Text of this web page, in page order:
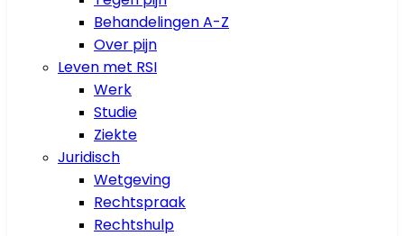
Behandelingen A-Z
Over pijn
Leven met RSI
Werk
Studie
Ziekte
Juridisch
Wetgeving
Rechtspraak
Rechtshulp